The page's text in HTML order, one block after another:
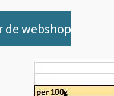
de webshop